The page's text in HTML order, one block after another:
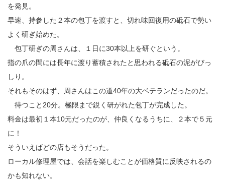
を発見。
早速、持参した２本の包丁を渡すと、切れ味回復用の砥石で勢い
よく研ぎ始めた。
包丁研ぎの周さんは、１日に30本以上を研ぐという。
指の爪の間には長年に渡り蓄積されたと思われる砥石の泥がびっ
しり。
それもそのはず、周さんはこの道40年の大ベテランだったのだ。
待つこと20分。極限まで鋭く研がれた包丁が完成した。
料金は最初１本10元だったのが、仲良くなるうちに、２本で５元
に！
そういえばどの店もそうだった。
ローカル修理屋では、会話を楽しむことが価格質に反映されるの
かも知れない。